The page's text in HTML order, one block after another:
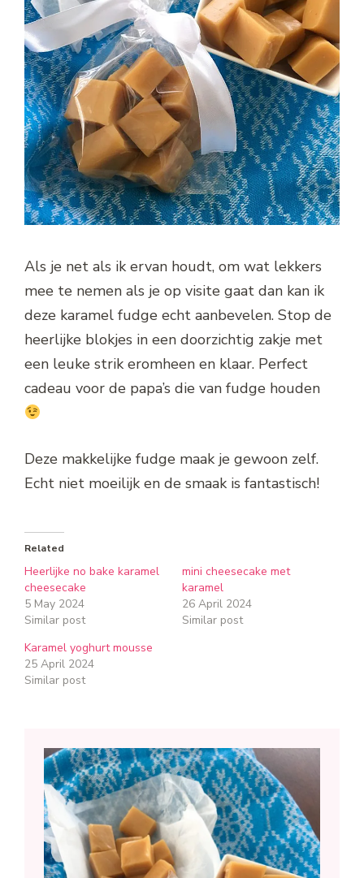
Als je net als ik ervan houdt, om wat lekkers
mee te nemen als je op visite gaat dan kan ik
deze karamel fudge echt aanbevelen. Stop de
heerlijke blokjes in een doorzichtig zakje met
een leuke strik eromheen en klaar. Perfect
cadeau voor de papa’s die van fudge houden
Deze makkelijke fudge maak je gewoon zelf.
Echt niet moeilijk en de smaak is fantastisch!
Related
Heerlijke no bake karamel
cheesecake
5 May 2024
Similar post
mini cheesecake met
karamel
26 April 2024
Similar post
Karamel yoghurt mousse
25 April 2024
Similar post